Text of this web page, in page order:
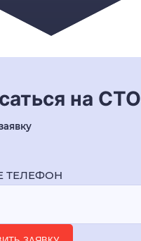
на СТО
ТЕЛЕФОН